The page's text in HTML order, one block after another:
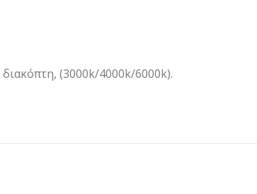
(3000k/4000k/6000k).